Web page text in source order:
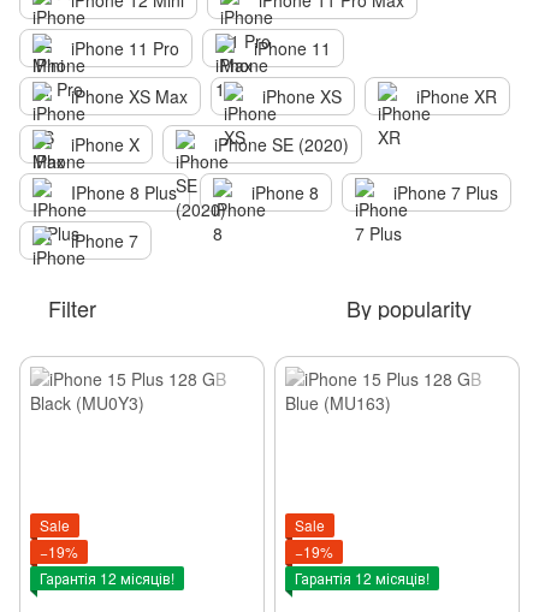
iPhone 11 Pro
iPhone 11
iPhone XS Max
iPhone XS
iPhone XR
iPhone X
iPhone SE (2020)
IPhone 8 Plus
iPhone 8
iPhone 7 Plus
iPhone 7
Filter By popularity
Sale
−19%
Гарантія 12 місяців!
Sale
−19%
Гарантія 12 місяців!